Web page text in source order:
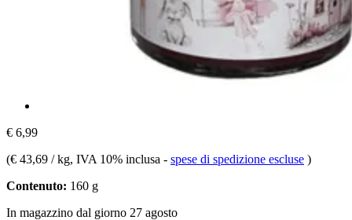
€ 6,99
(€ 43,69 / kg, IVA 10% inclusa - spese di spedizione escluse )
Contenuto: 160 g
In magazzino dal giorno 27 agosto